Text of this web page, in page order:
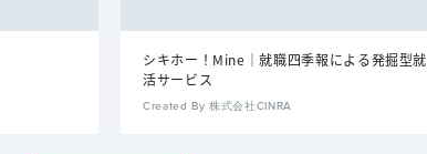
シキホー！Mine｜就職四季報による発掘型就
活サービス
Created By 株式会社CINRA